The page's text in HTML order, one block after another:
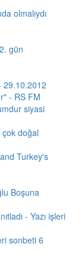
olmalıydı
gün
29.10.2012
- RS FM
siyasi
çok doğal
Turkey's
Boşuna
- Yazı işleri
sonbeti 6